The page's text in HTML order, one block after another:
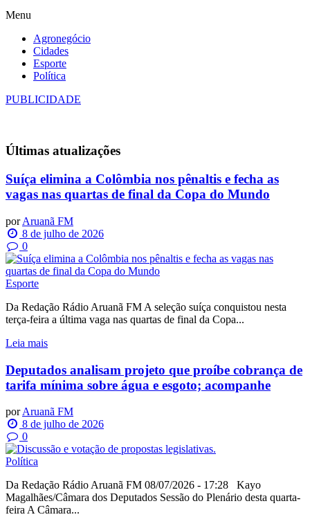
Menu
Agronegócio
Cidades
Esporte
Política
PUBLICIDADE
Últimas atualizações
Suíça elimina a Colômbia nos pênaltis e fecha as
vagas nas quartas de final da Copa do Mundo
por Aruanã FM
8 de julho de 2026
0
Esporte
Da Redação Rádio Aruanã FM A seleção suíça conquistou nesta
terça-feira a última vaga nas quartas de final da Copa...
Leia mais
Deputados analisam projeto que proíbe cobrança de
tarifa mínima sobre água e esgoto; acompanhe
por Aruanã FM
8 de julho de 2026
0
Política
Da Redação Rádio Aruanã FM 08/07/2026 - 17:28 Kayo
Magalhães/Câmara dos Deputados Sessão do Plenário desta quarta-
feira A Câmara...